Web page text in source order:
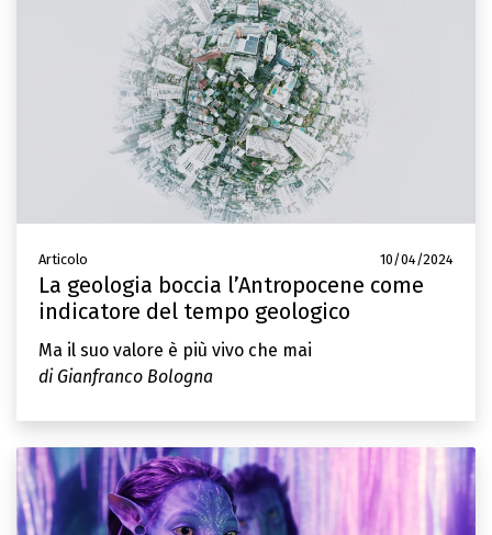
Articolo 10/04/2024
La geologia boccia l’Antropocene come
indicatore del tempo geologico
Ma il suo valore è più vivo che mai
di Gianfranco Bologna